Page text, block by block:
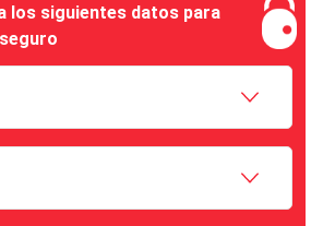
los siguientes datos para